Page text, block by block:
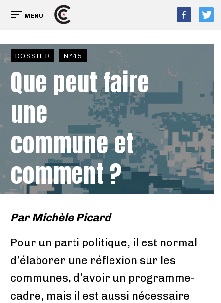
MENU
DOSSIER N°45
Que peut faire
une
commune et
comment ?
ParMichèle Picard
Pour un parti politique, il est normal
d’élaborer une réflexion sur les
communes, d’avoir un programme-
cadre, mais il est aussi nécessaire